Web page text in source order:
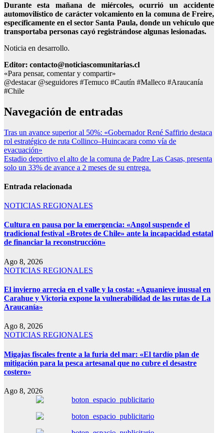
Durante esta mañana de miércoles, ocurrió un accidente
automovilístico de carácter volcamiento en la comuna de Freire,
específicamente en el sector Santa Paula, donde un vehículo que
transportaba personas cayó registrándose algunas lesionadas.
Noticia en desarrollo.
Editor: contacto@noticiascomunitarias.cl
«Para pensar, comentar y compartir»
@destacar @seguidores #Temuco #Cautín #Malleco #Araucanía
#Chile
Navegación de entradas
Tras un avance superior al 50%: «Gobernador René Saffirio destaca
rol estratégico de ruta Collinco–Huincacara como vía de
evacuación»
Estadio deportivo el alto de la comuna de Padre Las Casas, presenta
solo un 33% de avance a 2 meses de su entrega.
Entrada relacionada
NOTICIAS REGIONALES
Cultura en pausa por la emergencia: «Angol suspende el
tradicional festival «Brotes de Chile» ante la incapacidad estatal
de financiar la reconstrucción»
Ago 8, 2026
NOTICIAS REGIONALES
El invierno arrecia en el valle y la costa: «Aguanieve inusual en
Carahue y Victoria expone la vulnerabilidad de las rutas de La
Araucanía»
Ago 8, 2026
NOTICIAS REGIONALES
Migajas fiscales frente a la furia del mar: «El tardío plan de
mitigación para la pesca artesanal que no cubre el desastre
costero»
Ago 8, 2026